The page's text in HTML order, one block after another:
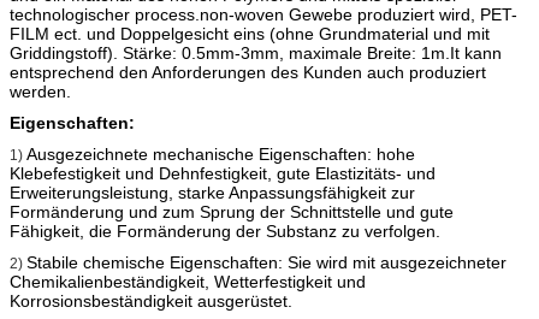
technologischer process.non-woven Gewebe produziert wird, PET-
FILM ect. und Doppelgesicht eins (ohne Grundmaterial und mit
Griddingstoff). Stärke: 0.5mm-3mm, maximale Breite: 1m.It kann
entsprechend den Anforderungen des Kunden auch produziert
werden.
Eigenschaften:
1) Ausgezeichnete mechanische Eigenschaften: hohe
Klebefestigkeit und Dehnfestigkeit, gute Elastizitäts- und
Erweiterungsleistung, starke Anpassungsfähigkeit zur
Formänderung und zum Sprung der Schnittstelle und gute
Fähigkeit, die Formänderung der Substanz zu verfolgen.
2) Stabile chemische Eigenschaften: Sie wird mit ausgezeichneter
Chemikalienbeständigkeit, Wetterfestigkeit und
Korrosionsbeständigkeit ausgerüstet.